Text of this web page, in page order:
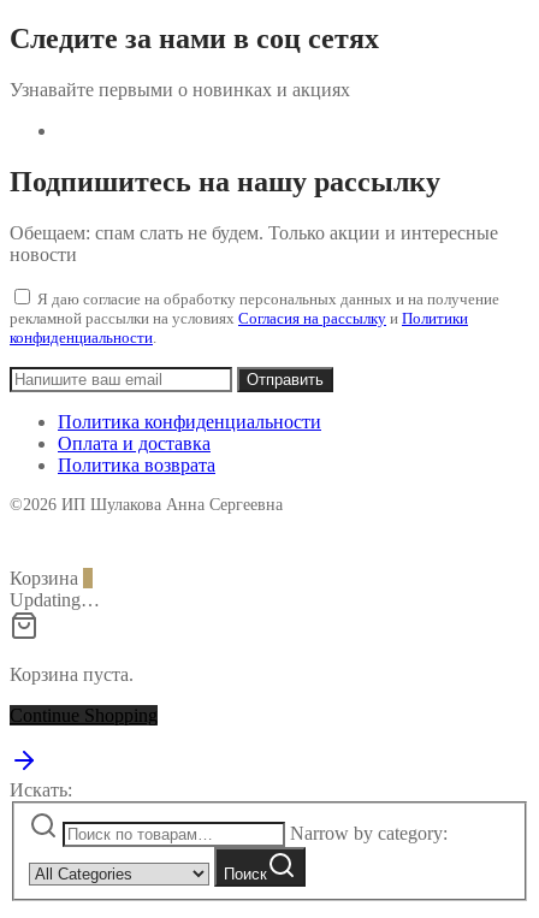
Следите за нами в соц сетях
Узнавайте первыми о новинках и акциях
Подпишитесь на нашу рассылку
Обещаем: спам слать не будем. Только акции и интересные
новости
Я даю согласие на обработку персональных данных и на получение
рекламной рассылки на условиях Согласия на рассылку и Политики
конфиденциальности.
Политика конфиденциальности
Оплата и доставка
Политика возврата
©2026 ИП Шулакова Анна Сергеевна
Корзина
Updating…
Корзина пуста.
Continue Shopping
Искать:
Narrow by category:
Поиск